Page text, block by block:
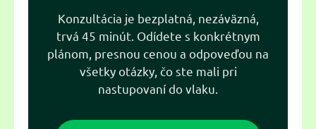
Konzultácia je bezplatná, nezáväzná,
trvá 45 minút. Odídete s konkrétnym
plánom, presnou cenou a odpoveďou na
všetky otázky, čo ste mali pri
nastupovaní do vlaku.